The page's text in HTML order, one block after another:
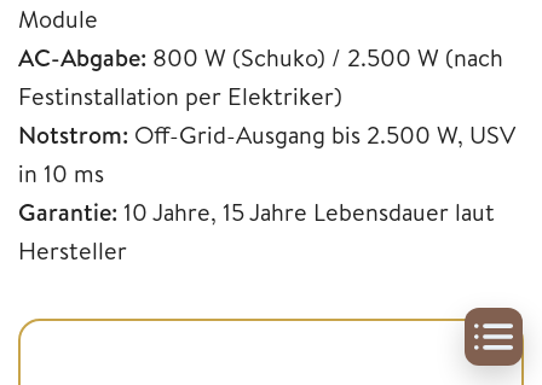
Module
AC-Abgabe: 800 W (Schuko) / 2.500 W (nach
Festinstallation per Elektriker)
Notstrom: Off-Grid-Ausgang bis 2.500 W, USV
in 10 ms
Garantie: 10 Jahre, 15 Jahre Lebensdauer laut
Hersteller